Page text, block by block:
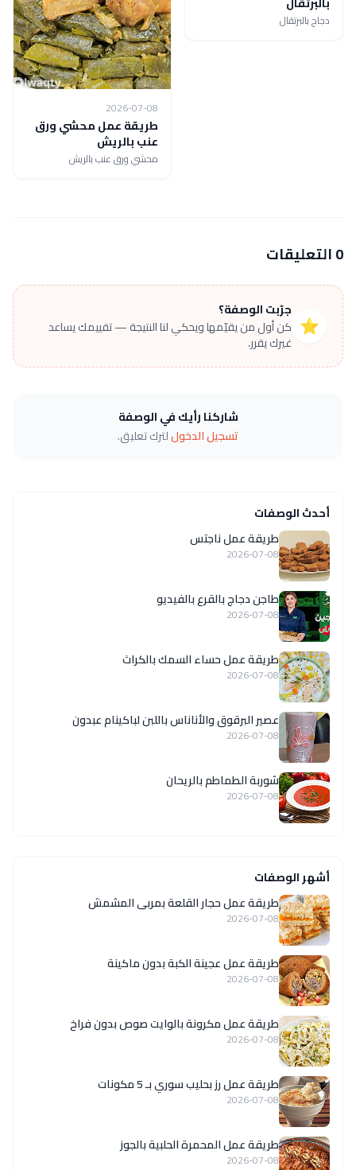
دجاج بالبرتقال
2026-07-08
طريقة عمل محشي ورق
عنب بالريش
محشي ورق عنب بالريش
0 التعليقات
⭐
جرّبت الوصفة؟
كن أول من يقيّمها ويحكي لنا النتيجة — تقييمك يساعد
غيرك يقرر.
شاركنا رأيك في الوصفة
تسجيل الدخوللترك تعليق.
أحدث الوصفات
طريقة عمل ناجتس
2026-07-08
طاجن دجاج بالقرع بالفيديو
2026-07-08
طريقة عمل حساء السمك بالكراث
2026-07-08
عصير البرقوق والأناناس باللبن لباكينام عبدون
2026-07-08
شوربة الطماطم بالريحان
2026-07-08
أشهر الوصفات
طريقة عمل حجار القلعة بمربى المشمش
2026-07-08
طريقة عمل عجينة الكبة بدون ماكينة
2026-07-08
طريقة عمل مكرونة بالوايت صوص بدون فراخ
2026-07-08
طريقة عمل رز بحليب سوري بـ 5 مكونات
2026-07-08
طريقة عمل المحمرة الحلبية بالجوز
2026-07-08